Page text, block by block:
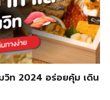
วิท 2024 อร่อยคุ้ม เดิน